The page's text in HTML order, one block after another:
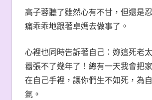
高子蓉聽了雖然心有不甘，但還是
痛乖乖地跟著卓媽去做事了。
心裡也同時告訴著自己：妳這死老
囂張不了幾年了！總有一天我會把
在自己手裡，讓你們生不如死，為
氣。